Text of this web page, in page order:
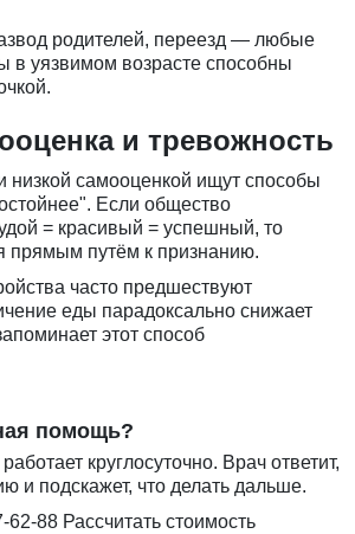
родителей, переезд — любые
в уязвимом возрасте способны
и тревожность
низкой самооценкой ищут способы
Если общество
= красивый = успешный, то
прямым путём к признанию.
часто предшествуют
еды парадоксально снижает
этот способ
помощь?
круглосуточно. Врач ответит,
и подскажет, что делать дальше.
62-88 Рассчитать стоимость